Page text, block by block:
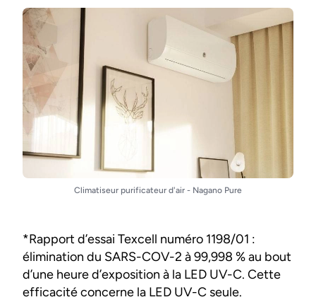
Climatiseur purificateur d'air - Nagano Pure
*Rapport d’essai Texcell numéro 1198/01 :
élimination du SARS-COV-2 à 99,998 % au bout
d’une heure d’exposition à la LED UV-C. Cette
efficacité concerne la LED UV-C seule.